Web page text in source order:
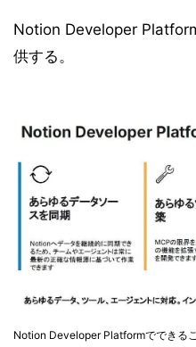
Notion Developer
供する。
Notion Developer Platformでできる